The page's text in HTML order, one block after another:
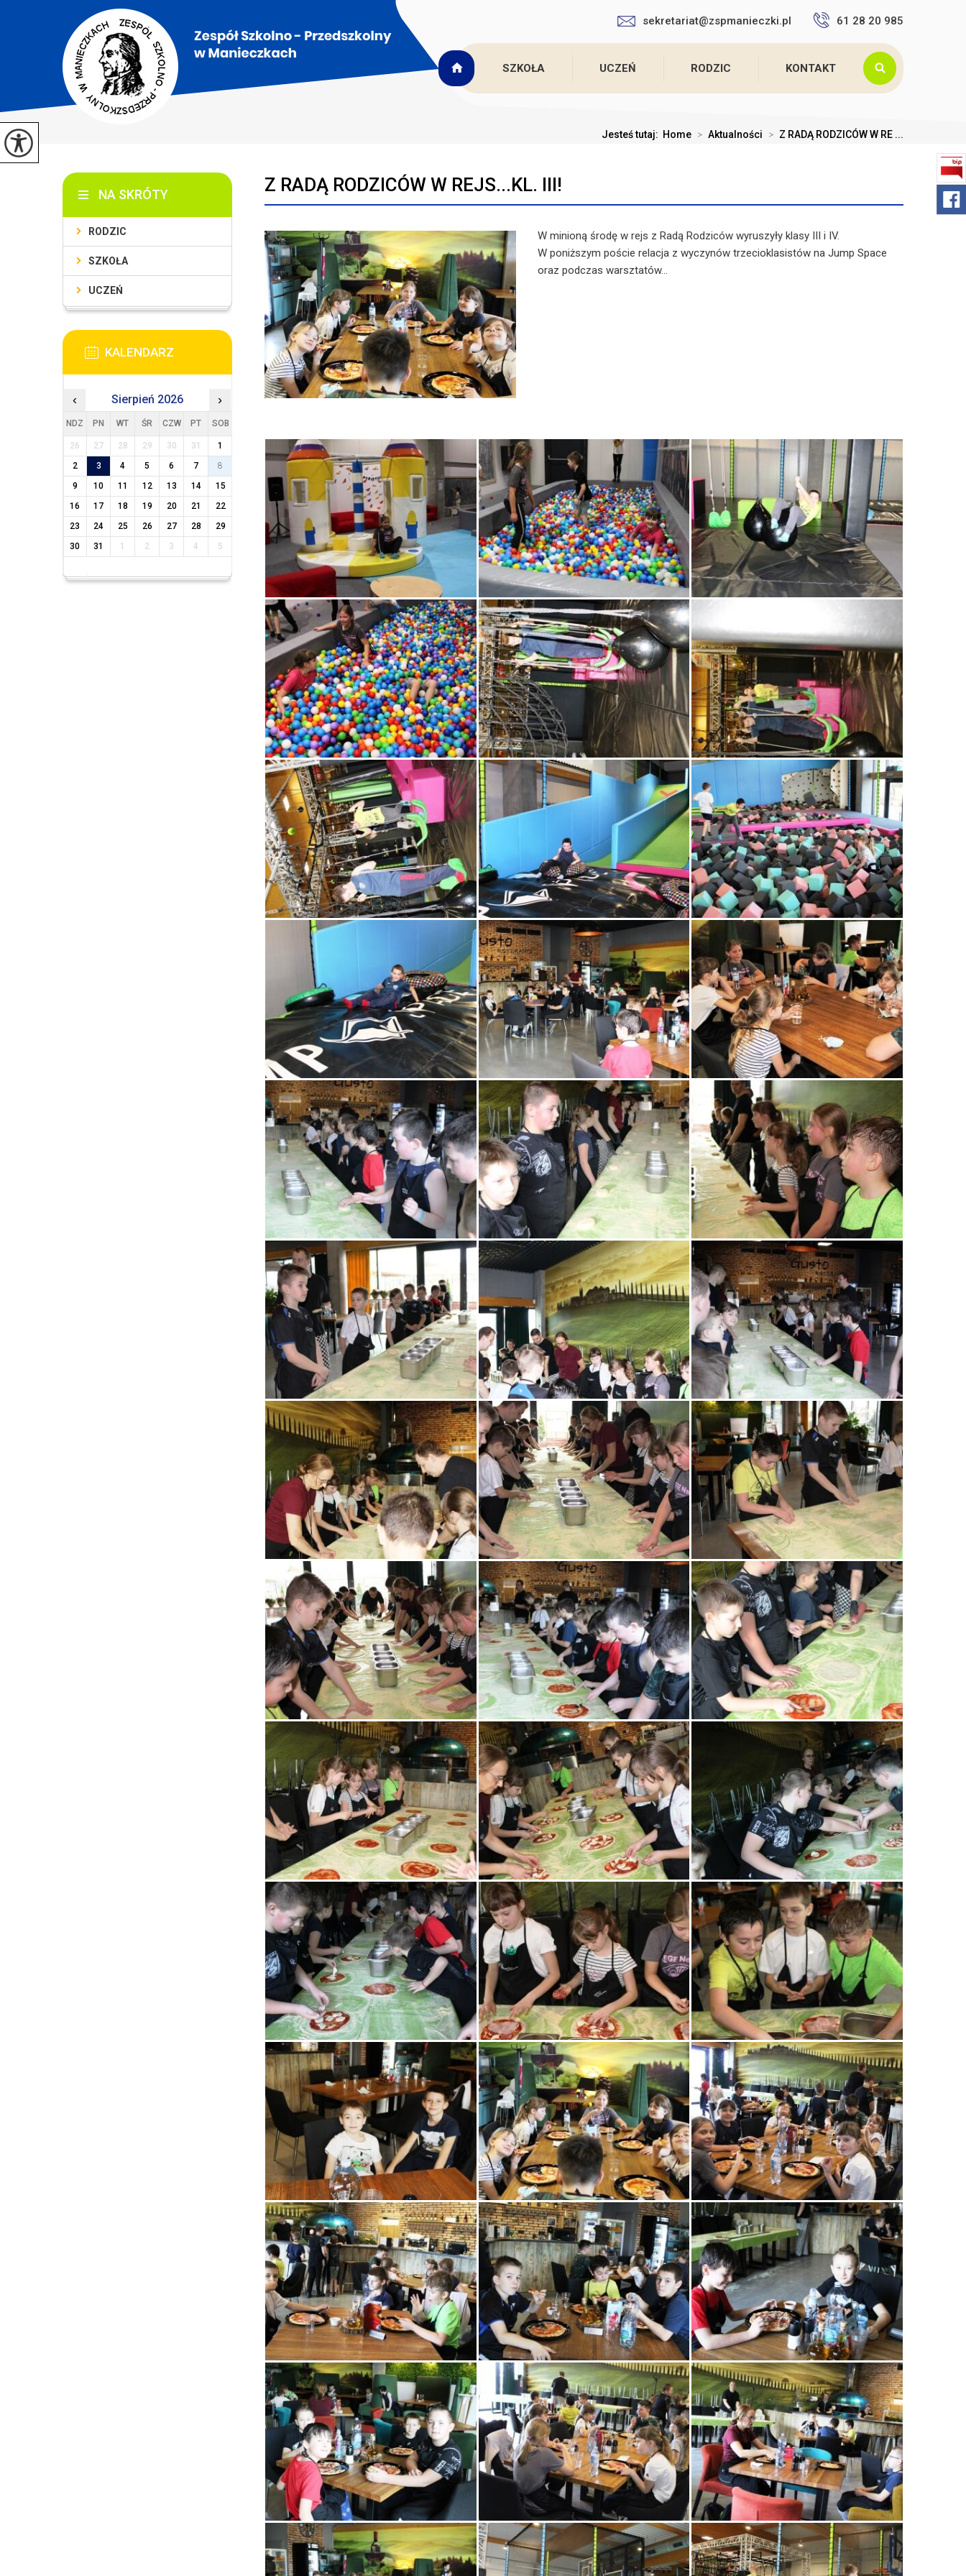
sekretariat@zspmanieczki.pl 61 28 20 985
SZKOŁA UCZEŃ RODZIC KONTAKT
Jesteś tutaj: Home > Aktualności > Z RADĄ RODZICÓW W RE ...
Z RADĄ RODZICÓW W REJS...KL. III!
W minioną środę w rejs z Radą Rodziców wyruszyły klasy III i IV.
W poniższym poście relacja z wyczynów trzecioklasistów na Jump Space
oraz podczas warsztatów...
NA SKRÓTY
RODZIC
SZKOŁA
UCZEŃ
KALENDARZ
‹ Sierpień 2026 ›
NDZ PN WT ŚR CZW PT SOB
26 27 28 29 30 31
1
2
3 4 5 6 7
8
9
10 11 12 13 14
15
16
17 18 19 20 21
22
23
24 25 26 27 28
29
30
31 1 2 3 4 5